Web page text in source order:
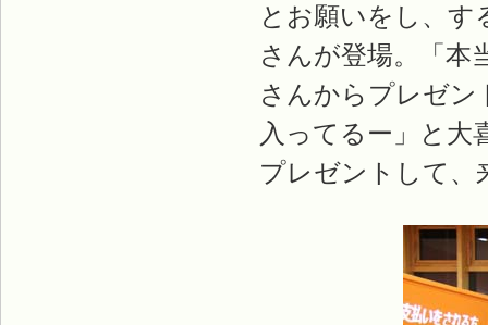
とお願いをし、
さんが登場。「本
さんからプレゼ
入ってるー」と大
プレゼントして、